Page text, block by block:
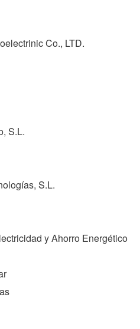
Co., LTD.
S.L.
S.L.
y Ahorro Energético